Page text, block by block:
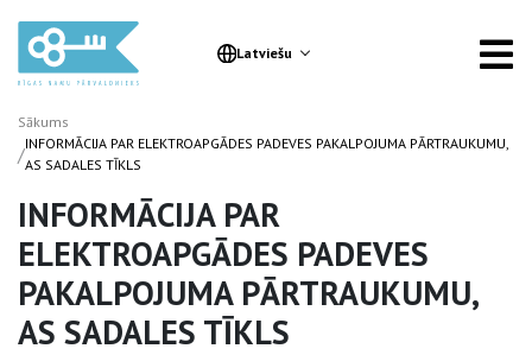
Latviešu
Sākums
/INFORMĀCIJA PAR ELEKTROAPGĀDES PADEVES PAKALPOJUMA PĀRTRAUKUMU,
AS SADALES TĪKLS
INFORMĀCIJA PAR
ELEKTROAPGĀDES PADEVES
PAKALPOJUMA PĀRTRAUKUMU,
AS SADALES TĪKLS